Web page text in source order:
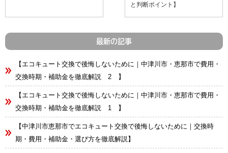
と判断ポイント】
最新の記事
【エコキュート交換で後悔しないために｜中津川市・恵那市で費用・
交換時期・補助金を徹底解説 2 】
【エコキュート交換で後悔しないために｜中津川市・恵那市で費用・
交換時期・補助金を徹底解説 1 】
【中津川市恵那市でエコキュート交換で後悔しないために｜交換時
期・費用・補助金・選び方を徹底解説】